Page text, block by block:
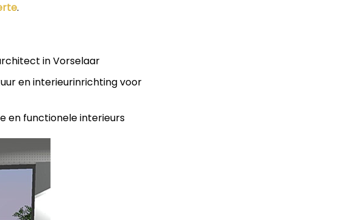
.
in Vorselaar
en interieurinrichting voor
en functionele interieurs